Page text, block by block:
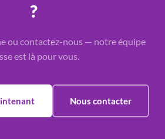
?
ou contactez-nous — notre équipe
est là pour vous.
Nous contacter